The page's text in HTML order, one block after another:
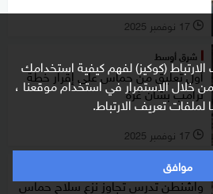
(كوكيز) لفهم كيفية استخدامك
خلال الاستمرار في استخدام موقعنا ،
تعريف الارتباط.
موافق
l 17 نوفمبر 2025
شرق أوسط
أول تعليق من حماس على إقرار خطة
ترامب بشأن غزة
l 17 نوفمبر 2025
شرق أوسط
واشنطن تدرس تجاوز نزع سلاح حماس